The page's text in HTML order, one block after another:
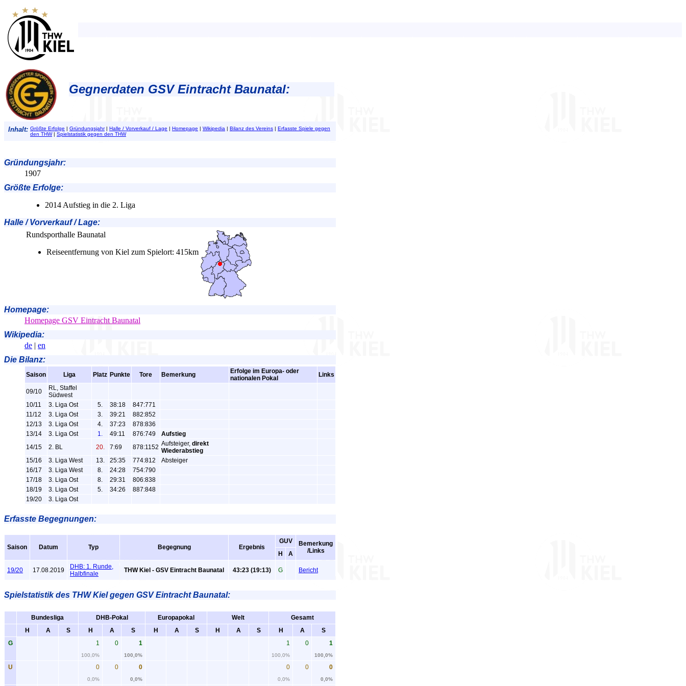
Gegnerdaten GSV Eintracht Baunatal:
Inhalt: Größte Erfolge | Gründungsjahr| Halle / Vorverkauf / Lage | Homepage | Wikipedia | Bilanz des Vereins | Erfasste Spiele gegen
den THW| Spielstatistik gegen den THW
Gründungsjahr:
1907
Größte Erfolge:
2014 Aufstieg in die 2. Liga
Halle / Vorverkauf / Lage:
Rundsporthalle Baunatal
Reiseentfernung von Kiel zum Spielort: 415km
Homepage:
Homepage GSV Eintracht Baunatal
Wikipedia:
de | en
Die Bilanz:
Saison Liga Platz Punkte Tore Bemerkung
Erfolge im Europa- oder
nationalen Pokal
Links
09/10
RL, Staffel
Südwest
10/11
3. Liga Ost 5. 38:18
847:771
11/12
3. Liga Ost 3. 39:21
882:852
12/13
3. Liga Ost 4. 37:23
878:836
13/14
3. Liga Ost 1. 49:11 876:749
Aufstieg
14/15
2. BL 20. 7:69 878:1152 Aufsteiger, direkt
Wiederabstieg
15/16
3. Liga West 13. 25:35 774:812
Absteiger
16/17
3. Liga West 8. 24:28
754:790
17/18
3. Liga Ost 8. 29:31
806:838
18/19
3. Liga Ost 5. 34:26
887:848
19/20
3. Liga Ost
Erfasste Begegnungen:
Saison Datum Typ Begegnung Ergebnis
GUV
Bemerkung
/Links
H A
19/20 17.08.2019
DHB: 1. Runde,
Halbfinale
THW Kiel - GSV Eintracht Baunatal 43:23 (19:13) G Bericht
Spielstatistikdes THW Kiel gegen GSV Eintracht Baunatal:
Bundesliga DHB-Pokal Europapokal Welt
Gesamt
H
A S H A S H A S H A S H A
S
G
1
100,0%
0 1
100,0%
1
100,0%
0 1
100,0%
U 0
0,0%
0 0
0,0%
0
0,0%
0 0
0,0%